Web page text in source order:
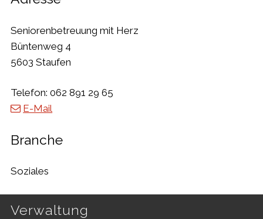
Seniorenbetreuung mit Herz
Büntenweg 4
5603 Staufen
Telefon: 062 891 29 65
E-Mail
Branche
Soziales
Footer
Verwaltung